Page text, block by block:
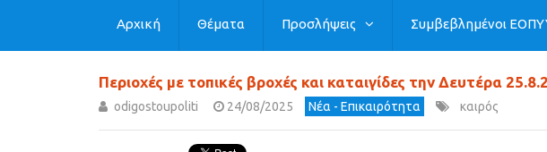
Αρχική Θέματα Προσλήψεις Συμβεβλημένοι
Περιοχές με τοπικές βροχές και καταιγίδες την Δευτέρα
odigostoupoliti 24/08/2025 Νέα - Επικαιρότητα καιρός